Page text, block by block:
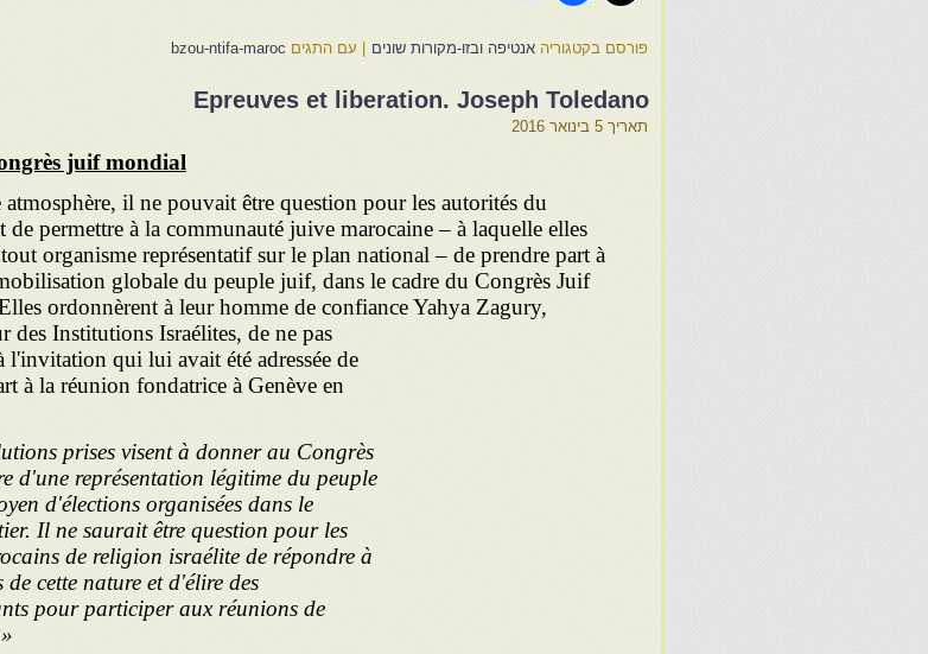
פורסם בקטגוריה אנטיפה ובזו-מקורות שונים עם התגים bzou-ntifa-maroc
Epreuves et liberation. Joseph Toledano
תאריך 5 בינואר 2016
juif mondial
atmosphère, il ne pouvait être question pour les autorités du
de permettre à la communauté juive marocaine – à laquelle elles
organisme représentatif sur le plan national – de prendre part à
globale du peuple juif, dans le cadre du Congrès Juif
ordonnèrent à leur homme de confiance Yahya Zagury,
des Institutions Israélites, de ne pas
l'invitation qui lui avait été adressée de
à la réunion fondatrice à Genève en
prises visent à donner au Congrès
d'une représentation légitime du peuple
d'élections organisées dans le
Il ne saurait être question pour les
de religion israélite de répondre à
de cette nature et d'élire des
pour participer aux réunions de